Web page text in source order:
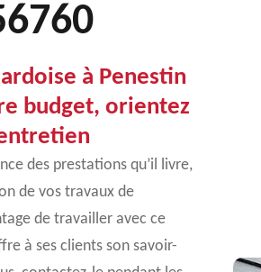
à Penestin
budget, orientez
des prestations qu’il livre,
de vos travaux de
de travailler avec ce
à ses clients son savoir-